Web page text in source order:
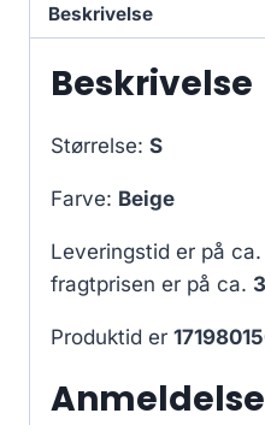
Beskrivelse
Beskrivelse
Størrelse: S
Farve: Beige
Leveringstid er på ca.
fragtprisen er på ca.
Produktid er